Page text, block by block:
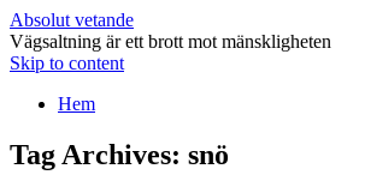
Absolut vetande
Vägsaltning är ett brott mot mänskligheten
Skip to content
Hem
Tag Archives: snö